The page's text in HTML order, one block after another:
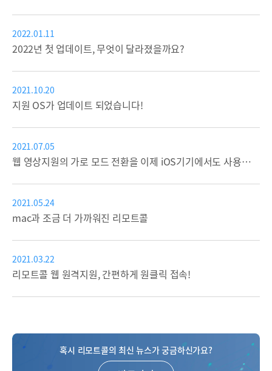
2022.01.11
2022년 첫 업데이트, 무엇이 달라졌을까요?
2021.10.20
지원 OS가 업데이트 되었습니다!
2021.07.05
웹 영상지원의 가로 모드 전환을 이제 iOS기기에서도 사용할 수 있습니다.
2021.05.24
mac과 조금 더 가까워진 리모트콜
2021.03.22
리모트콜 웹 원격지원, 간편하게 원클릭 접속!
혹시 리모트콜의 최신 뉴스가 궁금하신가요?